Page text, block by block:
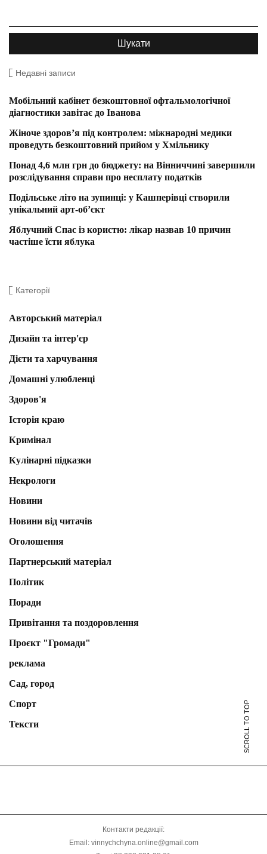
Недавні записи
Мобільний кабінет безкоштовної офтальмологічної
діагностики завітає до Іванова
Жіноче здоров’я під контролем: міжнародні медики
проведуть безкоштовний прийом у Хмільнику
Понад 4,6 млн грн до бюджету: на Вінниччині завершили
розслідування справи про несплату податків
Подільське літо на зупинці: у Кашперівці створили
унікальний арт-об’єкт
Яблучний Спас із користю: лікар назвав 10 причин
частіше їсти яблука
Категорії
Авторський матеріал
Дизайн та інтер'єр
Дієти та харчування
Домашні улюбленці
Здоров'я
Історія краю
Кримінал
Кулінарні підказки
Некрологи
Новини
Новини від читачів
Оголошення
Партнерський матеріал
Політик
Поради
Привітання та поздоровлення
Проєкт "Громади"
реклама
Сад, город
Спорт
Тексти
SCROLL TO TOP
Контакти редакції:
Email: vinnychchyna.online@gmail.com